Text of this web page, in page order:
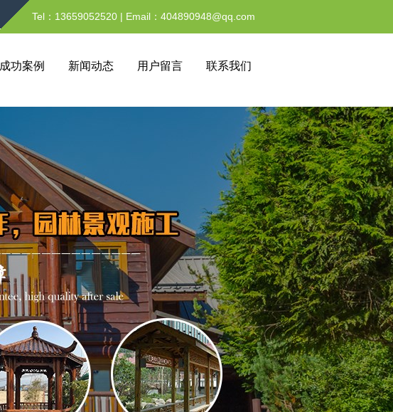
Tel：13659052520 | Email：404890948@qq.com
成功案例 新闻动态 用户留言 联系我们